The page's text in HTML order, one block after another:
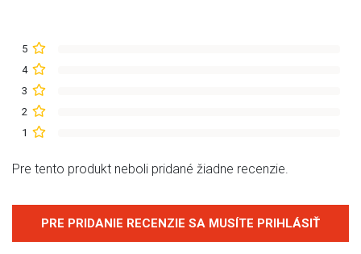
5
4
3
2
1
Pre tento produkt neboli pridané žiadne recenzie.
PRE PRIDANIE RECENZIE SA MUSÍTE PRIHLÁSIŤ